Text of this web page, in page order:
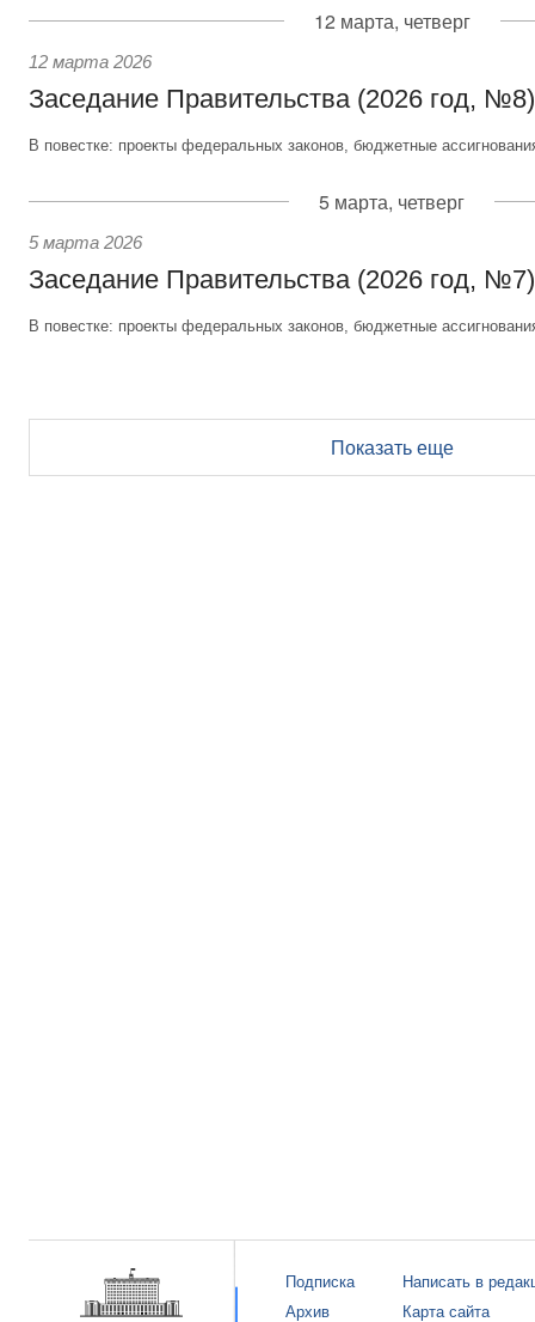
12 марта, четверг
12 марта 2026
Заседание Правительства (2026 год, №8)
В повестке: проекты федеральных законов, бюджетные
5 марта, четверг
5 марта 2026
Заседание Правительства (2026 год, №7)
В повестке: проекты федеральных законов, бюджетные
Показать еще
Подписка
Архив
Написать в
Карта сайта